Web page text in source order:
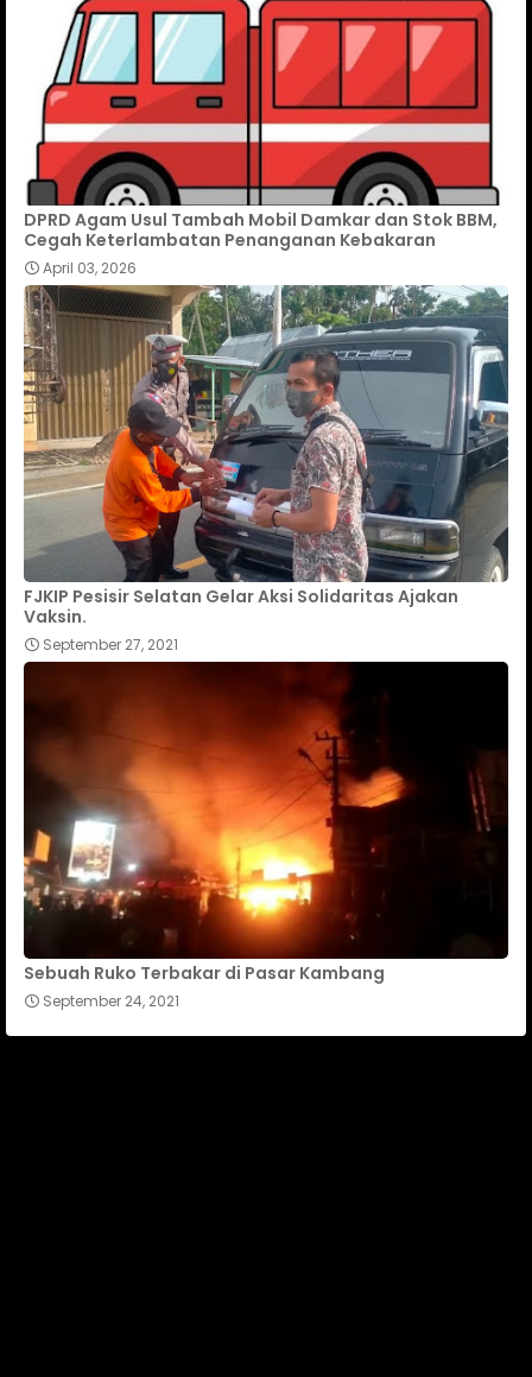
DPRD Agam Usul Tambah Mobil Damkar dan Stok BBM,
Cegah Keterlambatan Penanganan Kebakaran
April 03, 2026
FJKIP Pesisir Selatan Gelar Aksi Solidaritas Ajakan
Vaksin.
September 27, 2021
Sebuah Ruko Terbakar di Pasar Kambang
September 24, 2021